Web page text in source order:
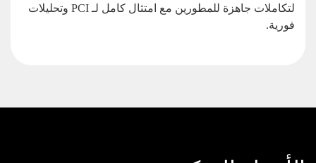
لتكاملات جاهزة للمطورين مع امتثال كامل لـ PCI وتحليلات
فورية.